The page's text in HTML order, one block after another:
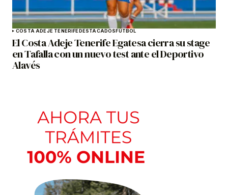
COSTA ADEJE TENERIFEDESTACADOSFÚTBOL
El Costa Adeje Tenerife Egatesa cierra su stage
en Tafalla con un nuevo test ante el Deportivo
Alavés